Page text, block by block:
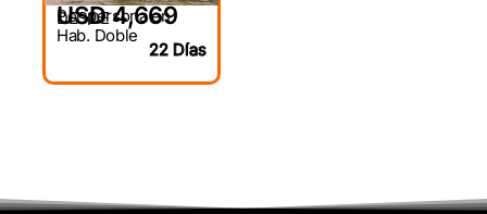
DESDE
USD 4,669
Por persona en
Hab. Doble
22 Días